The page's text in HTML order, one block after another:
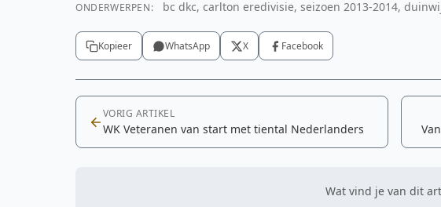
ONDERWERPEN: bc dkc, carlton eredivisie, seizoen 2013-2014,
Kopieer WhatsApp X Facebook
VORIG ARTIKEL
WK Veteranen van start met tiental Nederlanders
Wat vind je van dit